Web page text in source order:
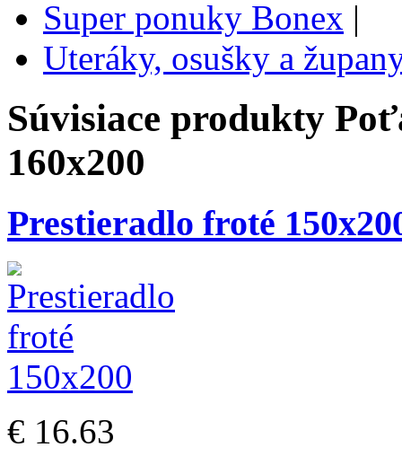
Super ponuky Bonex |
Uteráky, osušky a
Súvisiace produkty
160x200
Prestieradlo froté
€ 16.63